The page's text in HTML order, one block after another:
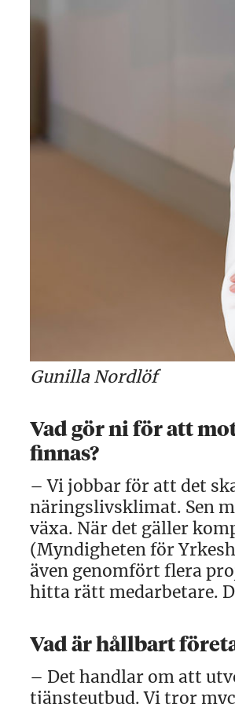
Gunilla Nordlöf
Vad gör ni för att
finnas?
– Vi jobbar för att det
näringslivsklimat. Sen
växa. När det gäller
(Myndigheten för
även genomfört flera
hitta rätt medarbetare.
Vad är hållbart
– Det handlar om att
tjänsteutbud. Vi tror